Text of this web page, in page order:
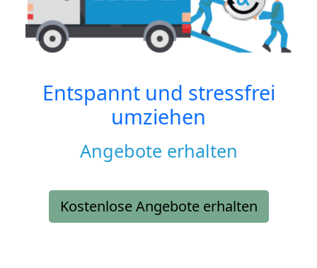
Entspannt und stressfrei
umziehen
Angebote erhalten
Kostenlose Angebote erhalten